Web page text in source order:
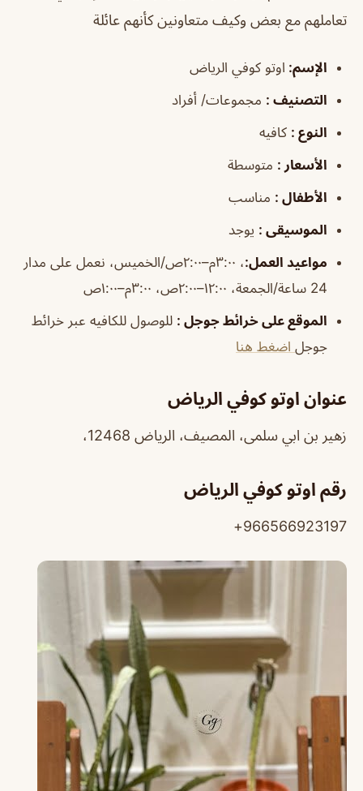
تعاملهم مع بعض وكيف متعاونين كأنهم عائلة
الإسم: اوتو كوفي الرياض
التصنيف : مجموعات/ أفراد
النوع : كافيه
الأسعار : متوسطة
الأطفال : مناسب
الموسيقى : يوجد
مواعيد العمل:
، ٣:٠٠م–٢:٠٠ص/الخميس، نعمل على مدار
24 ساعة/الجمعة، ١٢:٠٠–٢:٠٠ص، ٣:٠٠م–١:٠٠ص
الموقع على خرائط جوجل : للوصول للكافيه عبر خرائط
جوجل اضغط هنا
عنوان اوتو كوفي الرياض
زهير بن ابي سلمى، المصيف، الرياض 12468،
رقم اوتو كوفي الرياض
966566923197+